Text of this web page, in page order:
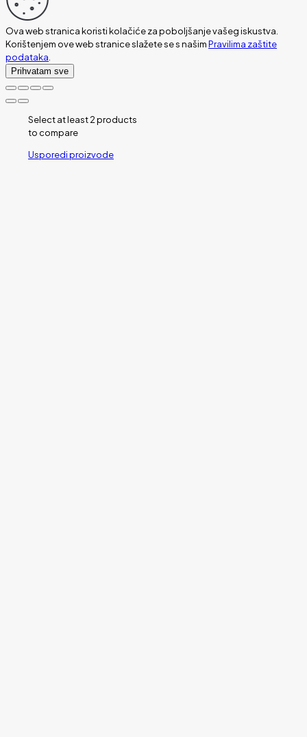
Ova web stranica koristi kolačiće za poboljšanje vašeg iskustva.
Korištenjem ove web stranice slažete se s našimPravilima zaštite
podataka.
Prihvatam sve
Select at least 2 products
to compare
Usporedi proizvode